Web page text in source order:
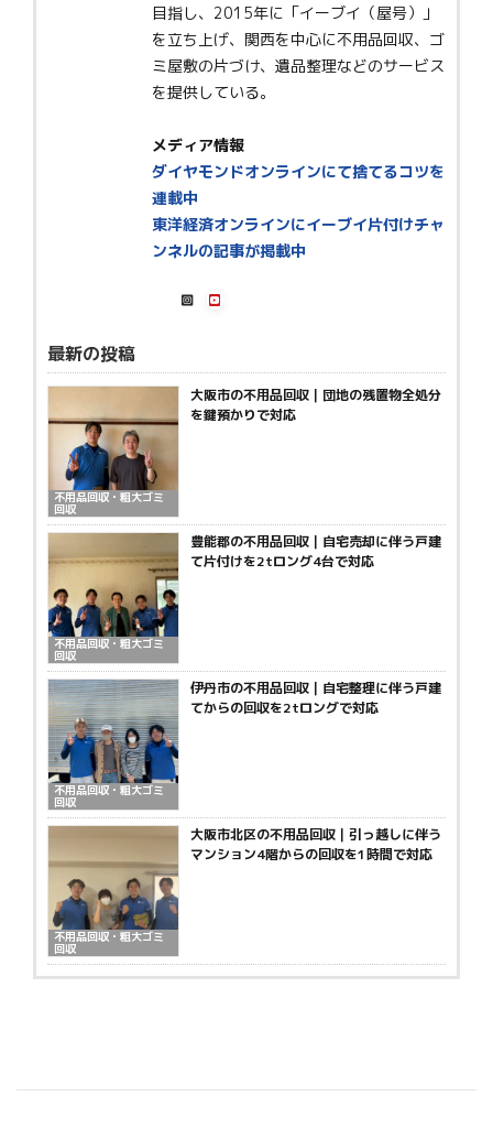
目指し、2015年に「イーブイ（屋号）」
を立ち上げ、関西を中心に不用品回収、ゴ
ミ屋敷の片づけ、遺品整理などのサービス
を提供している。
メディア情報
ダイヤモンドオンラインにて捨てるコツを
連載中
東洋経済オンラインにイーブイ片付けチャ
ンネルの記事が掲載中
最新の投稿
不用品回収・粗大ゴミ
回収
大阪市の不用品回収｜団地の残置物全処分
を鍵預かりで対応
不用品回収・粗大ゴミ
回収
豊能郡の不用品回収｜自宅売却に伴う戸建
て片付けを2tロング4台で対応
不用品回収・粗大ゴミ
回収
伊丹市の不用品回収｜自宅整理に伴う戸建
てからの回収を2tロングで対応
不用品回収・粗大ゴミ
回収
大阪市北区の不用品回収｜引っ越しに伴う
マンション4階からの回収を1時間で対応